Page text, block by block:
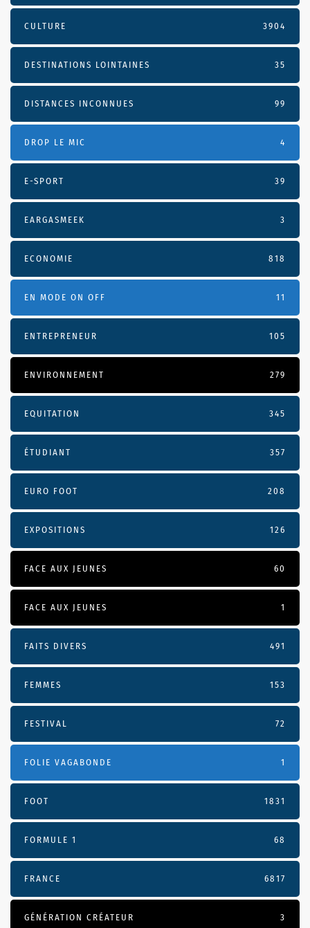
CULTURE 3904
DESTINATIONS LOINTAINES 35
DISTANCES INCONNUES 99
DROP LE MIC 4
E-SPORT 39
EARGASMEEK 3
ECONOMIE 818
EN MODE ON OFF 11
ENTREPRENEUR 105
ENVIRONNEMENT 279
EQUITATION 345
ÉTUDIANT 357
EURO FOOT 208
EXPOSITIONS 126
FACE AUX JEUNES 60
FACE AUX JEUNES 1
FAITS DIVERS 491
FEMMES 153
FESTIVAL 72
FOLIE VAGABONDE 1
FOOT 1831
FORMULE 1 68
FRANCE 6817
GÉNÉRATION CRÉATEUR 3